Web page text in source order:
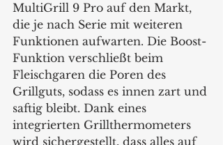
MultiGrill 9 Pro auf den Markt,
die je nach Serie mit weiteren
Funktionen aufwarten. Die Boost-
Funktion verschließt beim
Fleischgaren die Poren des
Grillguts, sodass es innen zart und
saftig bleibt. Dank eines
integrierten Grillthermometers
wird sichergestellt, dass alles auf